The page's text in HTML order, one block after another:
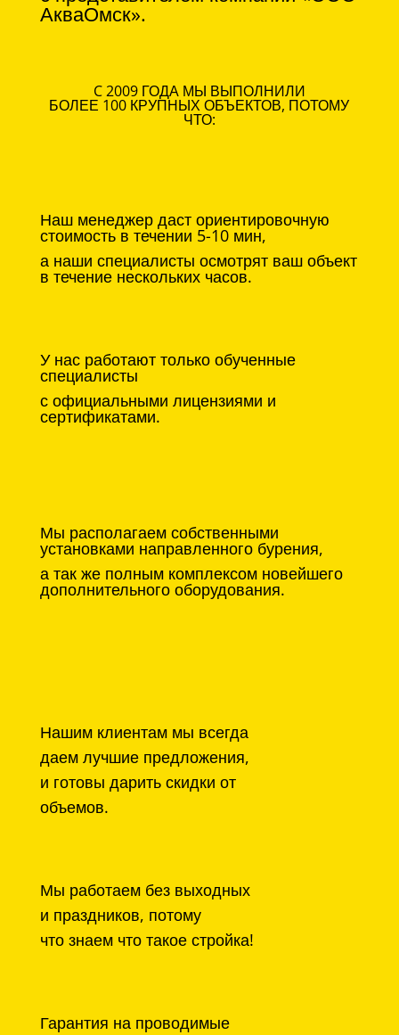
АкваОмск».
C 2009 ГОДА МЫ ВЫПОЛНИЛИ
БОЛЕЕ 100 КРУПНЫХ ОБЪЕКТОВ, ПОТОМУ
ЧТО:
Наш менеджер даст ориентировочную
стоимость в течении 5-10 мин,
а наши специалисты осмотрят ваш объект
в течение нескольких часов.
У нас работают только обученные
специалисты
с официальными лицензиями и
сертификатами.
Мы располагаем собственными
установками направленного бурения,
а так же полным комплексом новейшего
дополнительного оборудования.
Нашим клиентам мы всегда
даем лучшие предложения,
и готовы дарить скидки от
объемов.
Мы работаем без выходных
и праздников, потому
что знаем что такое стройка!
Гарантия на проводимые